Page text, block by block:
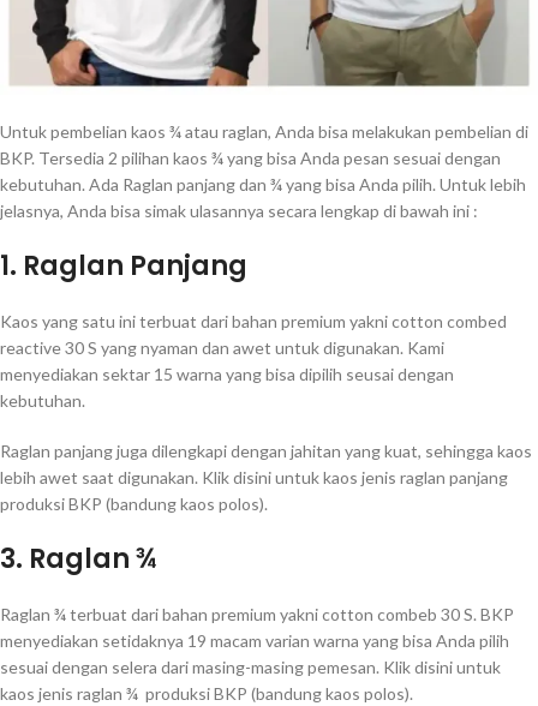
Untuk pembelian kaos ¾ atau raglan, Anda bisa melakukan pembelian di
BKP. Tersedia 2 pilihan kaos ¾ yang bisa Anda pesan sesuai dengan
kebutuhan. Ada Raglan panjang dan ¾ yang bisa Anda pilih. Untuk lebih
jelasnya, Anda bisa simak ulasannya secara lengkap di bawah ini :
1. Raglan Panjang
Kaos yang satu ini terbuat dari bahan premium yakni cotton combed
reactive 30 S yang nyaman dan awet untuk digunakan. Kami
menyediakan sektar 15 warna yang bisa dipilih seusai dengan
kebutuhan.
Raglan panjang juga dilengkapi dengan jahitan yang kuat, sehingga kaos
lebih awet saat digunakan. Klik disini untuk kaos jenis raglan panjang
produksi BKP (bandung kaos polos).
3. Raglan ¾
Raglan ¾ terbuat dari bahan premium yakni cotton combeb 30 S. BKP
menyediakan setidaknya 19 macam varian warna yang bisa Anda pilih
sesuai dengan selera dari masing-masing pemesan. Klik disini untuk
kaos jenis raglan ¾ produksi BKP (bandung kaos polos).